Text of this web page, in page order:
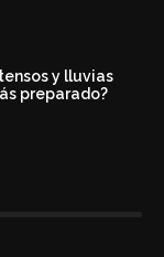
y lluvias
preparado?